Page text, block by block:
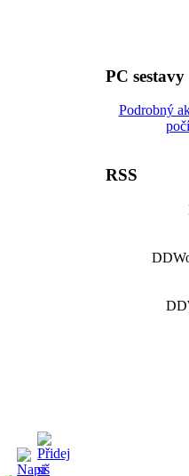
PC
Podrobný
RSS